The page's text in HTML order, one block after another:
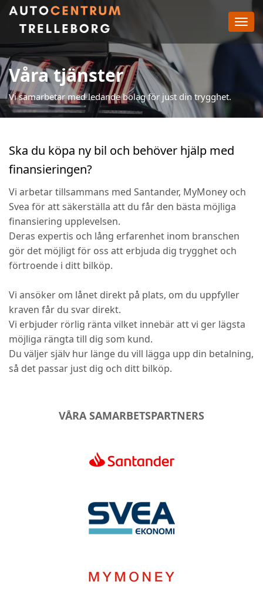
Våra tjänster
Vi samarbetar med ledande bolag för just din trygghet.
Ska du köpa ny bil och behöver hjälp med
finansieringen?
Vi arbetar tillsammans med Santander, MyMoney och
Svea för att säkerställa att du får den bästa möjliga
finansiering upplevelsen.
Deras expertis och lång erfarenhet inom branschen
gör det möjligt för oss att erbjuda dig trygghet och
förtroende i ditt bilköp.
Vi ansöker om lånet direkt på plats, om du uppfyller
kraven får du svar direkt.
Vi erbjuder rörlig ränta vilket innebär att vi ger lägsta
möjliga rängta till dig som kund.
Du väljer själv hur länge du vill lägga upp din betalning,
så det passar just dig och ditt bilköp.
VÅRA SAMARBETSPARTNERS